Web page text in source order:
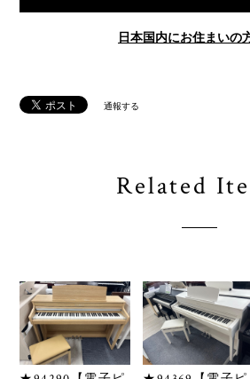
日本国内にお住まいの
通報する
Related